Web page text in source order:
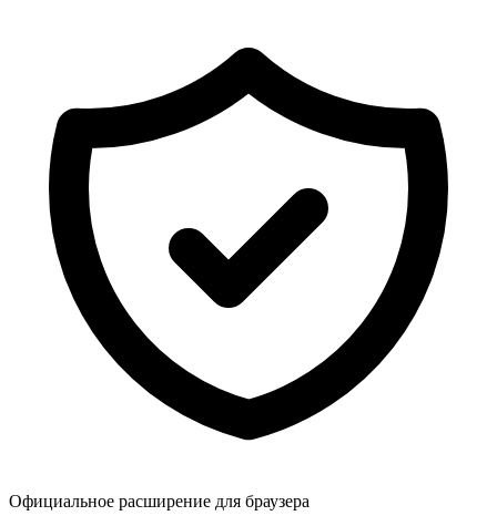
Официальное расширение для браузера